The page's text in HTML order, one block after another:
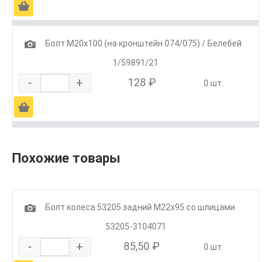
Ä
1
Болт М20х100 (на кронштейн 074/075) / Белебей
1/59891/21
- + 128 ₽ 0 шт.
Ä
Похожие товары
1
Болт колеса 53205 задний М22х95 со шлицами
53205-3104071
- + 85,50 ₽ 0 шт.